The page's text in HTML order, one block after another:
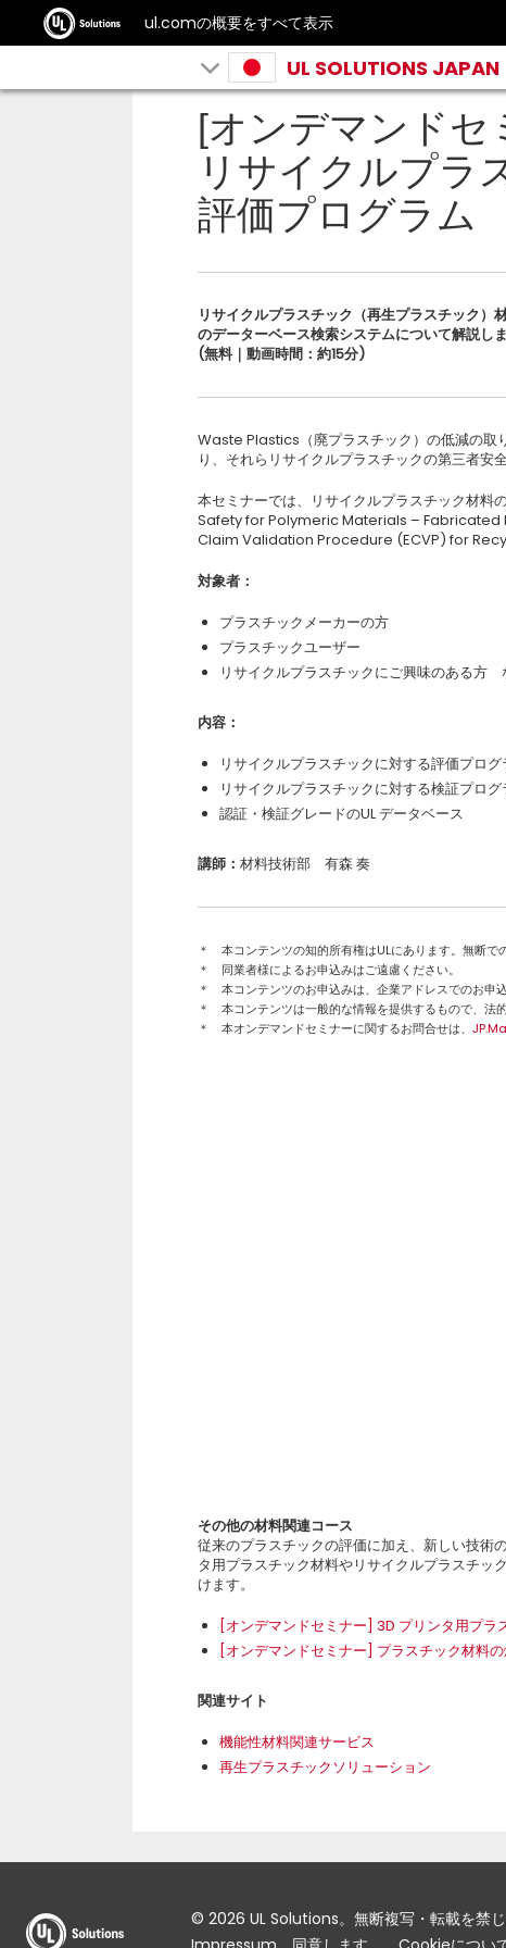
ul.comの概要をすべて表示
UL SOLUTIONS JAPAN
[オンデマンドセ
リサイクルプラ
評価プログラム
リサイクルプラスチック（再生プラスチック）
のデーターベース検索システムについて解説しま
(無料｜動画時間：約15分)
Waste Plastics（廃プラスチック）の低減の取
り、それらリサイクルプラスチックの第三者安
本セミナーでは、リサイクルプラスチック材
Safety for Polymeric Materials – Fabricated
Claim Validation Procedure (ECVP) for
対象者：
プラスチックメーカーの方
プラスチックユーザー
リサイクルプラスチックにご興味のある方
内容：
リサイクルプラスチックに対する評価プロ
リサイクルプラスチックに対する検証プロ
認証・検証グレードのUL データベース
講師： 材料技術部 有森 奏
＊ 本コンテンツの知的所有権はULにあります。無断で
＊ 同業者様によるお申込みはご遠慮ください。
＊ 本コンテンツのお申込みは、企業アドレスでのお申
＊ 本コンテンツは一般的な情報を提供するもので、法
＊ 本オンデマンドセミナーに関するお問合せは、
その他の材料関連コース
従来のプラスチックの評価に加え、新しい技術
タ用プラスチック材料やリサイクルプラスチッ
けます。
[オンデマンドセミナー] 3D プリンタ用プ
[オンデマンドセミナー] プラスチック材料
関連サイト
機能性材料関連サービス
再生プラスチックソリューション
© 2026 UL Solutions。無断複写・転載を禁じ